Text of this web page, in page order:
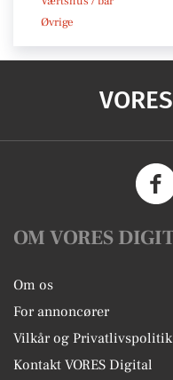
Øvrige
VORES
OM VORES
Om os
For annoncører
Vilkår og Privatlivspolitik
Kontakt VORES Digital